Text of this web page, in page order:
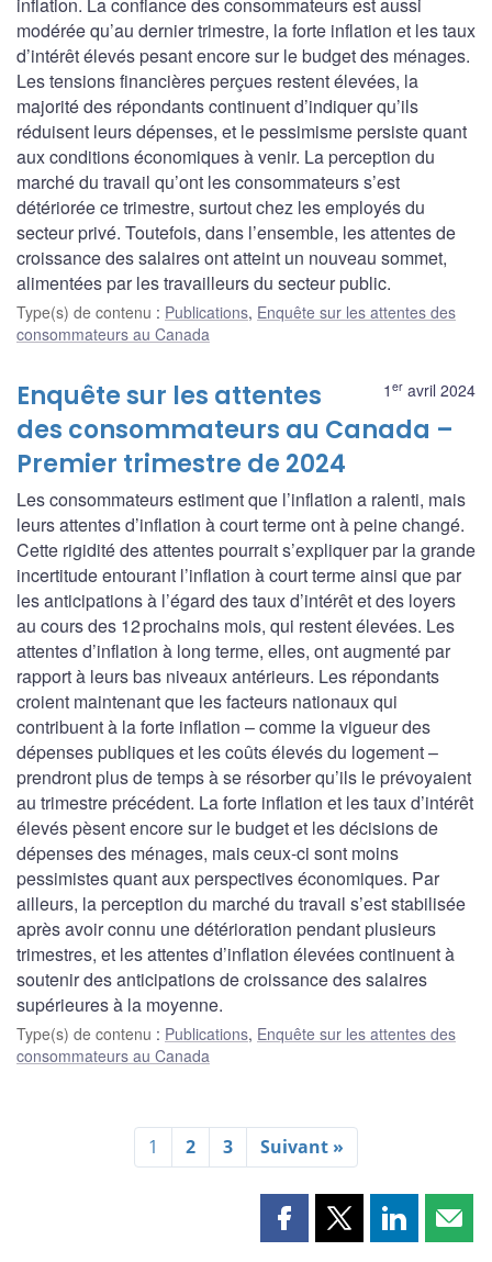
modérée qu’au dernier trimestre, la forte inflation et les taux
d’intérêt élevés pesant encore sur le budget des ménages.
Les tensions financières perçues restent élevées, la
majorité des répondants continuent d’indiquer qu’ils
réduisent leurs dépenses, et le pessimisme persiste quant
aux conditions économiques à venir. La perception du
marché du travail qu’ont les consommateurs s’est
détériorée ce trimestre, surtout chez les employés du
secteur privé. Toutefois, dans l’ensemble, les attentes de
croissance des salaires ont atteint un nouveau sommet,
alimentées par les travailleurs du secteur public.
Type(s) de contenu : Publications, Enquête sur les attentes des
consommateurs au Canada
1 er avril 2024
Enquête sur les attentes
des consommateurs au Canada –
Premier trimestre de 2024
Les consommateurs estiment que l’inflation a ralenti, mais
leurs attentes d’inflation à court terme ont à peine changé.
Cette rigidité des attentes pourrait s’expliquer par la grande
incertitude entourant l’inflation à court terme ainsi que par
les anticipations à l’égard des taux d’intérêt et des loyers
au cours des 12 prochains mois, qui restent élevées. Les
attentes d’inflation à long terme, elles, ont augmenté par
rapport à leurs bas niveaux antérieurs. Les répondants
croient maintenant que les facteurs nationaux qui
contribuent à la forte inflation – comme la vigueur des
dépenses publiques et les coûts élevés du logement –
prendront plus de temps à se résorber qu’ils le prévoyaient
au trimestre précédent. La forte inflation et les taux d’intérêt
élevés pèsent encore sur le budget et les décisions de
dépenses des ménages, mais ceux-ci sont moins
pessimistes quant aux perspectives économiques. Par
ailleurs, la perception du marché du travail s’est stabilisée
après avoir connu une détérioration pendant plusieurs
trimestres, et les attentes d’inflation élevées continuent à
soutenir des anticipations de croissance des salaires
supérieures à la moyenne.
Type(s) de contenu : Publications, Enquête sur les attentes des
consommateurs au Canada
1 2 3 Suivant »
PartagerPartagerPartager